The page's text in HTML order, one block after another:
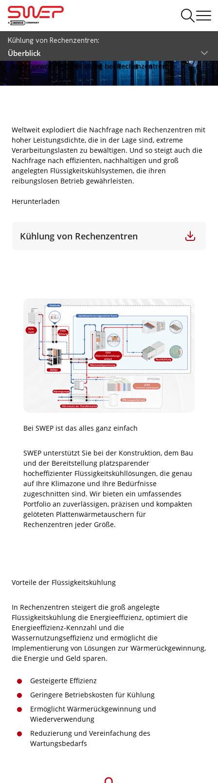
Kühlung von Rechenzentren:
Überblick
Kühlung von Rechenzentren
Außergewöhnliche Leistung bei Rechenzentren
Weltweit explodiert die Nachfrage nach Rechenzentren mit
hoher Leistungsdichte, die in der Lage sind, extreme
Verarbeitungslasten zu bewältigen. Und so steigt auch die
Nachfrage nach effizienten, nachhaltigen und groß
angelegten Flüssigkeitskühlsystemen, die ihren
reibungslosen Betrieb gewährleisten.
Herunterladen
Kühlung von Rechenzentren
Bei SWEP ist das alles ganz einfach
SWEP unterstützt Sie bei der Konstruktion, dem Bau
und der Bereitstellung platzsparender
hocheffizienter Flüssigkeitskühllösungen, die genau
auf Ihre Klimazone und Ihre Bedürfnisse
zugeschnitten sind. Wir bieten ein umfassendes
Portfolio an zuverlässigen, präzisen und kompakten
gelöteten Plattenwärmetauschern für
Rechenzentren jeder Größe.
Vorteile der Flüssigkeitskühlung
In Rechenzentren steigert die groß angelegte
Flüssigkeitskühlung die Energieeffizienz, optimiert die
Energieeffizienz-Kennzahl und die
Wassernutzungseffizienz und ermöglicht die
Implementierung von Lösungen zur Wärmerückgewinnung,
die Energie und Geld sparen.
Gesteigerte Effizienz
Geringere Betriebskosten für Kühlung
Ermöglicht Wärmerückgewinnung und
Wiederverwendung
Reduzierung und Vereinfachung des
Wartungsbedarfs